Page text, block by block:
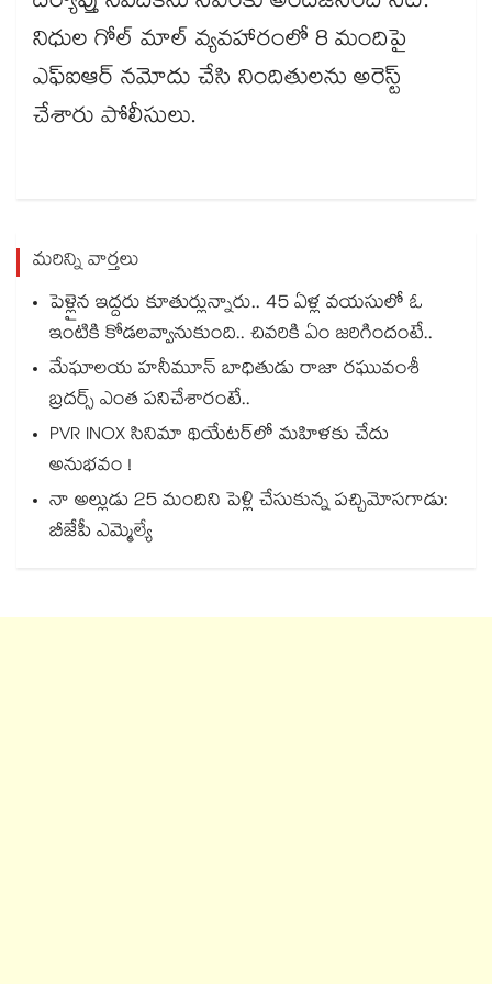
నిధుల గోల్ మాల్ వ్యవహారంలో 8 మందిపై
ఎఫ్ఐఆర్ నమోదు చేసి నిందితులను అరెస్ట్
చేశారు పోలీసులు.
మరిన్ని వార్తలు
పెళ్లైన ఇద్దరు కూతుర్లున్నారు.. 45 ఏళ్ల వయసులో ఓ
ఇంటికి కోడలవ్వానుకుంది.. చివరికి ఏం జరిగిందంటే..
మేఘాలయ హనీమూన్ బాధితుడు రాజా రఘువంశీ
బ్రదర్స్ ఎంత పనిచేశారంటే..
PVR INOX సినిమా థియేటర్‌లో మహిళకు చేదు
అనుభవం !
నా అల్లుడు 25 మందిని పెళ్లి చేసుకున్న పచ్చిమోసగాడు:
బీజేపీ ఎమ్మెల్యే